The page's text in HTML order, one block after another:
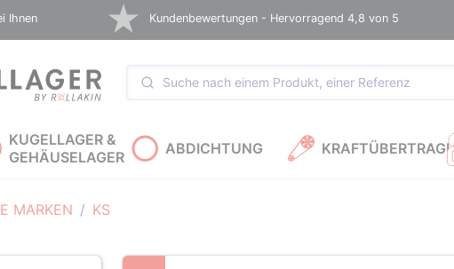
Ihnen Kundenbewertungen - Hervorragend 4,8 von 5
KUGELLAGER &
GEHÄUSELAGER
ABDICHTUNG
MARKEN KS